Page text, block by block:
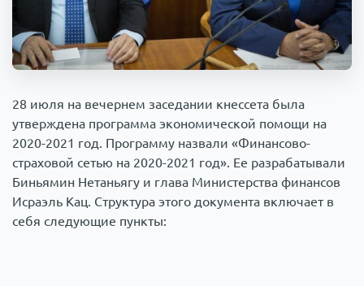
Происшествия
Армия
1000 мелочей
28 июля на вечернем заседании кнессета была
утверждена программа экономической помощи на
2020-2021 год. Программу назвали «Финансово-
страховой сетью на 2020-2021 год». Ее разрабатывали
Биньямин Нетаньягу и глава Министерства финансов
Исраэль Кац. Структура этого документа включает в
себя следующие пункты: